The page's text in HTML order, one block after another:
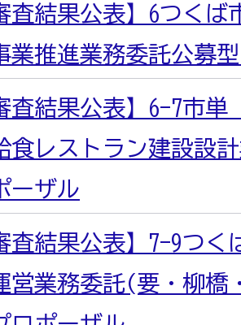
査結果公表】6つく
業推進業務委託公募
査結果公表】6-7市
食レストラン建設設
ーザル
査結果公表】7-9つ
営業務委託(要・柳橋